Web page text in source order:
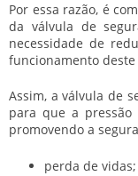
Por essa razão, é
da válvula de
necessidade de
funcionamento
Assim, aválvula de
para que a
promovendo a
perda de vidas;